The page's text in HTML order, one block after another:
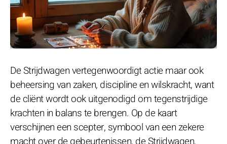
De Strijdwagen vertegenwoordigt actie maar ook
beheersing van zaken, discipline en wilskracht, want
de cliënt wordt ook uitgenodigd om tegenstrijdige
krachten in balans te brengen. Op de kaart
verschijnen een scepter, symbool van een zekere